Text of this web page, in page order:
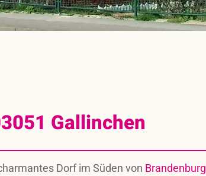
Gallinchen
Dorf im Süden von Brandenburg